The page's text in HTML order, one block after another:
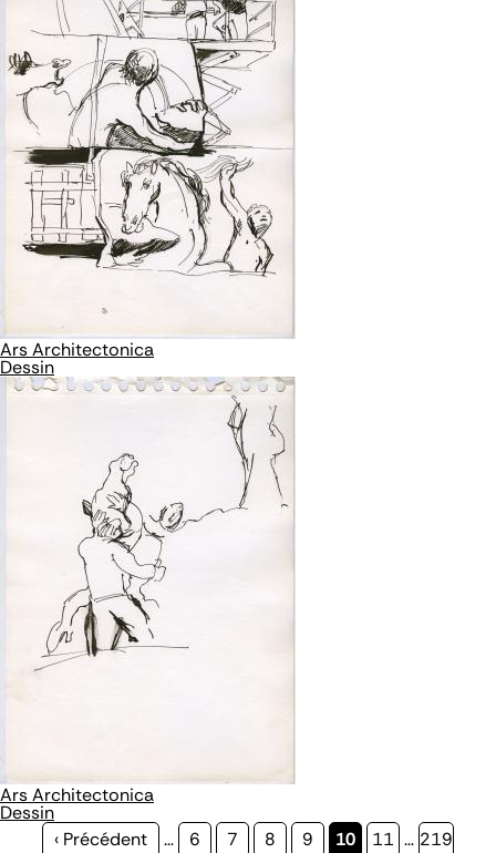
Ars Architectonica
Dessin
Ars Architectonica
Dessin
Page
‹ Précédent … Page
6 Page
7 Page
8 Page
9
Page
10 Page
11 … Page
219